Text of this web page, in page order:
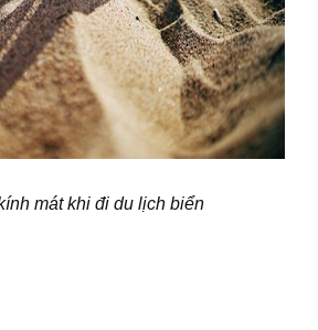
mát khi đi du lịch biển